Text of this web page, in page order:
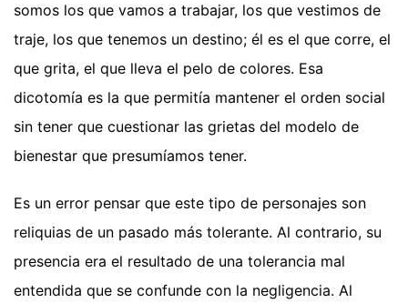
somos los que vamos a trabajar, los que vestimos de
traje, los que tenemos un destino; él es el que corre, el
que grita, el que lleva el pelo de colores. Esa
dicotomía es la que permitía mantener el orden social
sin tener que cuestionar las grietas del modelo de
bienestar que presumíamos tener.
Es un error pensar que este tipo de personajes son
reliquias de un pasado más tolerante. Al contrario, su
presencia era el resultado de una tolerancia mal
entendida que se confunde con la negligencia. Al